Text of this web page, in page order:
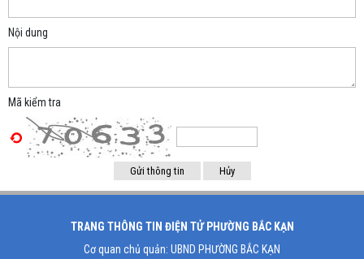
Nội dung
Mã kiểm tra
TRANG THÔNG TIN ĐIỆN TỬ PHƯỜNG BẮC KẠN
Cơ quan chủ quản: UBND PHƯỜNG BẮC KẠN